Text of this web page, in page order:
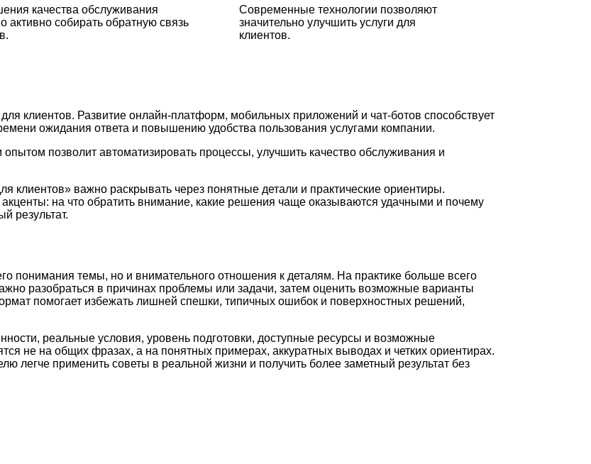
качества обслуживания
активно собирать обратную связь
Современные технологии позволяют
значительно улучшить услуги для
клиентов.
клиентов. Развитие онлайн-платформ, мобильных приложений и чат-ботов способствует
ожидания ответа и повышению удобства пользования услугами компании.
позволит автоматизировать процессы, улучшить качество обслуживания и
клиентов» важно раскрывать через понятные детали и практические ориентиры.
на что обратить внимание, какие решения чаще оказываются удачными и почему
результат.
понимания темы, но и внимательного отношения к деталям. На практике больше всего
разобраться в причинах проблемы или задачи, затем оценить возможные варианты
помогает избежать лишней спешки, типичных ошибок и поверхностных решений,
реальные условия, уровень подготовки, доступные ресурсы и возможные
не на общих фразах, а на понятных примерах, аккуратных выводах и четких ориентирах.
легче применить советы в реальной жизни и получить более заметный результат без